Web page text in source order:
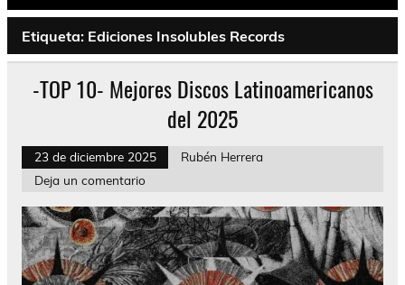
Etiqueta: Ediciones Insolubles Records
-TOP 10- Mejores Discos Latinoamericanos
del 2025
23 de diciembre 2025
Rubén Herrera
Deja un comentario